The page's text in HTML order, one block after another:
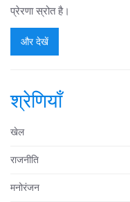
प्रेरणा स्रोत है।
और देखें
श्रेणियाँ
खेल
राजनीति
मनोरंजन